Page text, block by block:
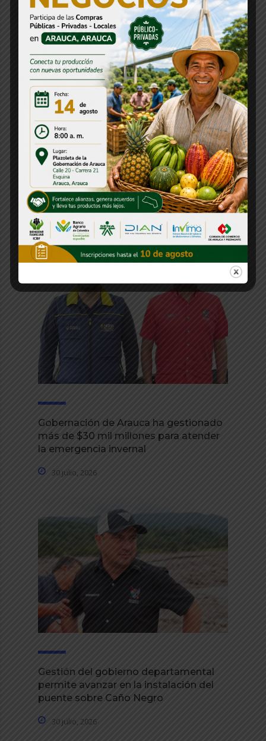
Estos fueron los resultados del
Encuentro Departamental de Folclor y
Cultura de los Juegos del Magisterio
30 julio, 2026
Gobernación de Arauca ha gestionado
más de $30 mil millones para atender
la emergencia invernal
30 julio, 2026
Gestión del gobierno departamental
permite avanzar en la instalación del
puente sobre Caño Negro
30 julio, 2026